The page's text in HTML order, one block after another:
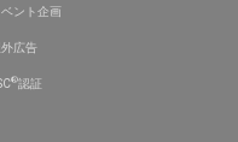
ベント企画
外広告
®認証